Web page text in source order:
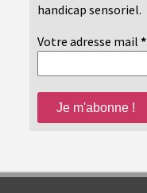
handicap sensoriel.
Votre adresse mail *